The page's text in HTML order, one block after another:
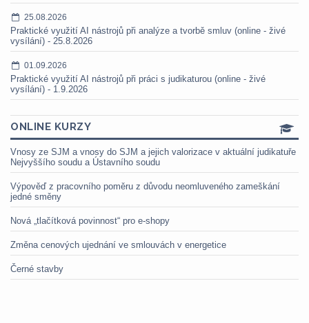
25.08.2026
Praktické využití AI nástrojů při analýze a tvorbě smluv (online - živé
vysílání) - 25.8.2026
01.09.2026
Praktické využití AI nástrojů při práci s judikaturou (online - živé
vysílání) - 1.9.2026
ONLINE KURZY
Vnosy ze SJM a vnosy do SJM a jejich valorizace v aktuální judikatuře
Nejvyššího soudu a Ústavního soudu
Výpověď z pracovního poměru z důvodu neomluveného zameškání
jedné směny
Nová „tlačítková povinnost“ pro e-shopy
Změna cenových ujednání ve smlouvách v energetice
Černé stavby